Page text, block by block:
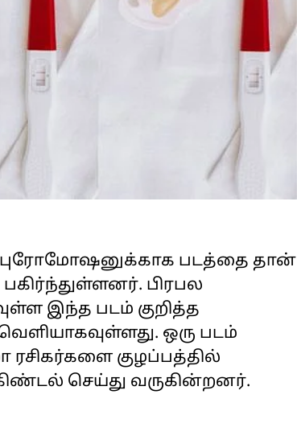
படத்தை தான்
பிரபல
இந்த படம் குறித்த
ஒரு படம்
குழப்பத்தில்
செய்து வருகின்றனர்.